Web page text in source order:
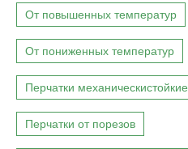
От повышенных температур
От пониженных температур
Перчатки механическистойкие
Перчатки от порезов